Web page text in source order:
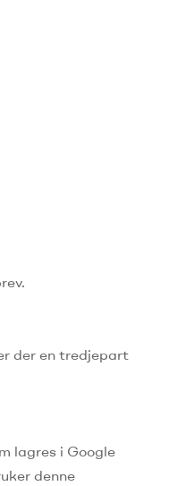
der en tredjepart
lagres i Google
denne